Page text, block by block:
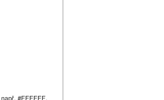
např. #FFFFFF,